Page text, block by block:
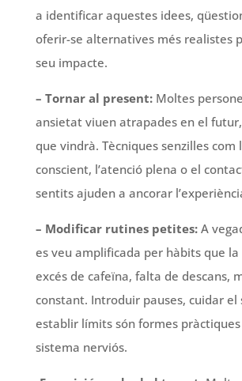
a identificar aquestes idees,
oferir-se alternatives més realistes
seu impacte.
– Tornar al present:Moltes
ansietat viuen atrapades en el
que vindrà. Tècniques senzilles com
conscient, l’atenció plena o el
sentits ajuden a ancorar
– Modificar rutines petites:A
es veu amplificada per hàbits que la
excés de cafeïna, falta de descans,
constant. Introduir pauses, cuidar el
establir límits són formes
sistema nerviós.